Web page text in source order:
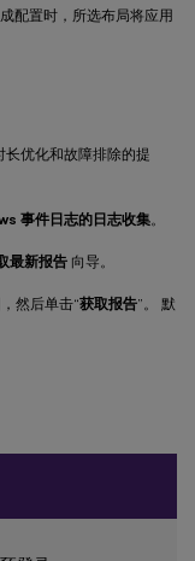
配置时，所选布局将应用
优化和故障排除的提
事件日志的日志收集。
最新报告 向导。
然后单击“获取报告”。 默